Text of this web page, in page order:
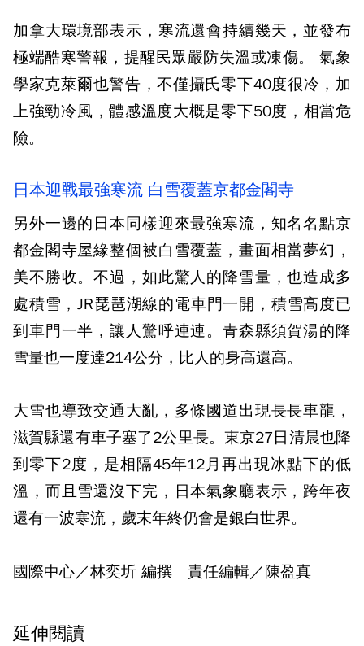
加拿大環境部表示，寒流還會持續幾天，並發布
極端酷寒警報，提醒民眾嚴防失溫或凍傷。 氣象
學家克萊爾也警告，不僅攝氏零下40度很冷，加
上強勁冷風，體感溫度大概是零下50度，相當危
險。
日本迎戰最強寒流 白雪覆蓋京都金閣寺
另外一邊的日本同樣迎來最強寒流，知名名點京
都金閣寺屋緣整個被白雪覆蓋，畫面相當夢幻，
美不勝收。不過，如此驚人的降雪量，也造成多
處積雪，JR琵琶湖線的電車門一開，積雪高度已
到車門一半，讓人驚呼連連。青森縣須賀湯的降
雪量也一度達214公分，比人的身高還高。
大雪也導致交通大亂，多條國道出現長長車龍，
滋賀縣還有車子塞了2公里長。東京27日清晨也降
到零下2度，是相隔45年12月再出現冰點下的低
溫，而且雪還沒下完，日本氣象廳表示，跨年夜
還有一波寒流，歲末年終仍會是銀白世界。
國際中心／林奕圻 編撰 責任編輯／陳盈真
延伸閱讀